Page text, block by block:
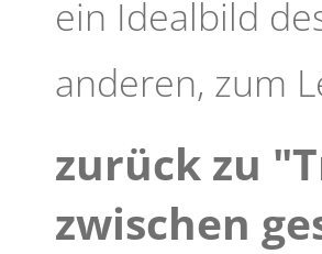
ein Idealbild
anderen, zum
zurück zu
zwischen